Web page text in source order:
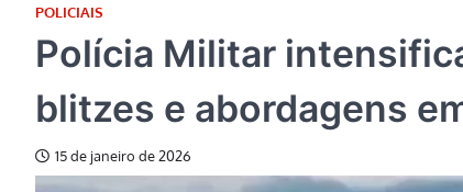
POLICIAIS
Polícia Militar
blitzes e abordagens
15 de janeiro de 2026